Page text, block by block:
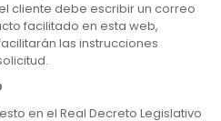
cliente debe escribir un correo
facilitado en esta web,
las instrucciones
en el Real Decreto Legislativo